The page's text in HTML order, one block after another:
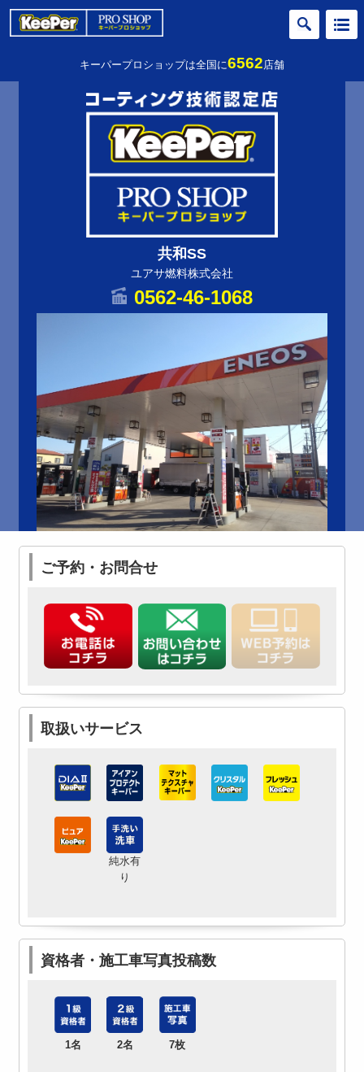
キーパープロショップは全国に6562店舗
共和SS
ユアサ燃料株式会社
0562-46-1068
ご予約・お問合せ
取扱いサービス
純水有
り
資格者・施工車写真投稿数
1名 2名 7枚